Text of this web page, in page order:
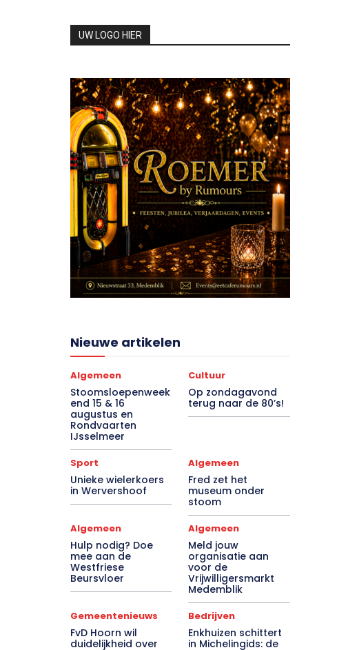
UW LOGO HIER
Nieuwe artikelen
Algemeen
Stoomsloepenweek
end 15 & 16
augustus en
Rondvaarten
IJsselmeer
Cultuur
Op zondagavond
terug naar de 80’s!
Sport
Unieke wielerkoers
in Wervershoof
Algemeen
Fred zet het
museum onder
stoom
Algemeen
Hulp nodig? Doe
mee aan de
Westfriese
Beursvloer
Algemeen
Meld jouw
organisatie aan
voor de
Vrijwilligersmarkt
Medemblik
Gemeentenieuws
FvD Hoorn wil
duidelijkheid over
Bedrijven
Enkhuizen schittert
in Michelingids: de